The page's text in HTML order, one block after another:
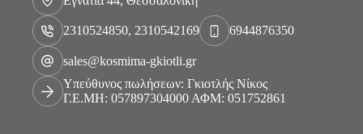
2310524850, 2310542169 6944876350
sales@kosmima-gkiotli.gr
Υπεύθυνος πωλήσεων: Γκιοτλής Νίκος
Γ.Ε.ΜΗ: 057897304000 ΑΦΜ: 051752861